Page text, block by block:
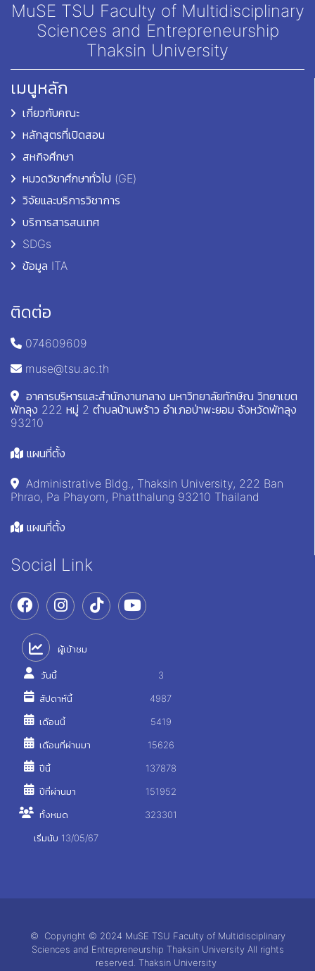
MuSE TSU Faculty of Multidisciplinary
Sciences and Entrepreneurship
Thaksin University
เมนูหลัก
เกี่ยวกับคณะ
หลักสูตรที่เปิดสอน
สหกิจศึกษา
หมวดวิชาศึกษาทั่วไป (GE)
วิจัยและบริการวิชาการ
บริการสารสนเทศ
SDGs
ข้อมูล ITA
ติดต่อ
074609609
muse@tsu.ac.th
อาคารบริหารและสำนักงานกลาง มหาวิทยาลัยทักษิณ วิทยาเขต
พัทลุง 222 หมู่ 2 ตำบลบ้านพร้าว อำเภอป่าพะยอม จังหวัดพัทลุง
93210
แผนที่ตั้ง
Administrative Bldg., Thaksin University, 222 Ban
Phrao, Pa Phayom, Phatthalung 93210 Thailand
แผนที่ตั้ง
Social Link
ผู้เข้าชม
วันนี้ 3
สัปดาห์นี้ 4987
เดือนนี้ 5419
เดือนที่ผ่านมา 15626
ปีนี้ 137878
ปีที่ผ่านมา 151952
ทั้งหมด 323301
เริ่มนับ 13/05/67
© Copyright © 2024 MuSE TSU Faculty of Multidisciplinary
Sciences and Entrepreneurship Thaksin University All rights
reserved. Thaksin University